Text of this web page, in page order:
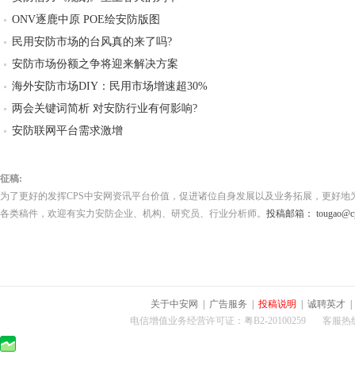
ONV逐鹿中原 POE绘安防版图
民用安防市场的台风真的来了吗?
安防市场份额之争将迎来解决方案
海外安防市场DIY：民用市场增速超30%
两会关键词简析 对安防行业有何影响?
安防联网平台需求激增
征稿:
为了更好的发挥CPS中安网资讯平台价值，促进诸位自身发展以及业务拓展，更好
各类稿件，欢迎有实力安防企业、机构、研究员、行业分析师。 投稿邮箱：
关于中安网 广告服务 投稿说明 诚聘英才
电信增值业务经营许可证：粤B2-20100259 客服